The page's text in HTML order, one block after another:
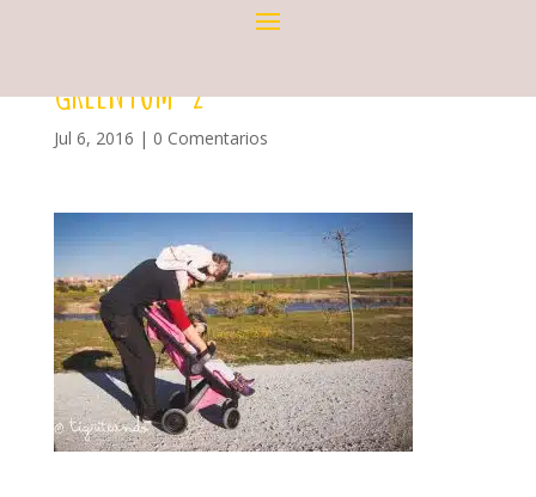
GREENTOM-2
Jul 6, 2016 | 0 Comentarios